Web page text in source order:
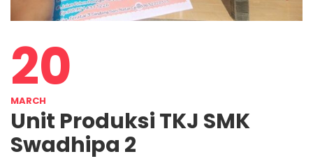
20
MARCH
Unit Produksi TKJ SMK
Swadhipa 2